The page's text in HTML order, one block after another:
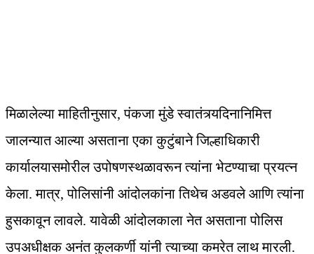
मिळालेल्या माहितीनुसार, पंकजा मुंडे स्वातंत्र्यदिनानिमित्त
जालन्यात आल्या असताना एका कुटुंबाने जिल्हाधिकारी
कार्यालयासमोरील उपोषणस्थळावरून त्यांना भेटण्याचा प्रयत्न
केला. मात्र, पोलिसांनी आंदोलकांना तिथेच अडवले आणि त्यांना
हुसकावून लावले. यावेळी आंदोलकाला नेत असताना पोलिस
उपअधीक्षक अनंत कुलकर्णी यांनी त्याच्या कमरेत लाथ मारली.